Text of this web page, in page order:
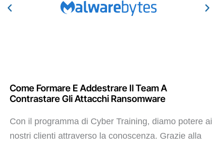
Come Formare E Addestrare Il Team A
Contrastare Gli Attacchi Ransomware
Con il programma di Cyber Training, diamo potere ai
nostri clienti attraverso la conoscenza. Grazie alla